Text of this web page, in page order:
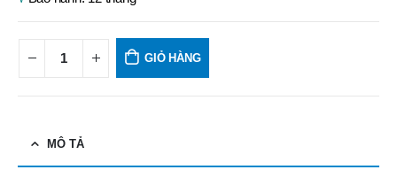
GIỎ HÀNG
MÔ TẢ